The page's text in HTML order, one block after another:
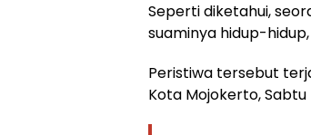
Seperti diketahui,
suaminya hidup-
Peristiwa tersebut
Kota Mojokerto,